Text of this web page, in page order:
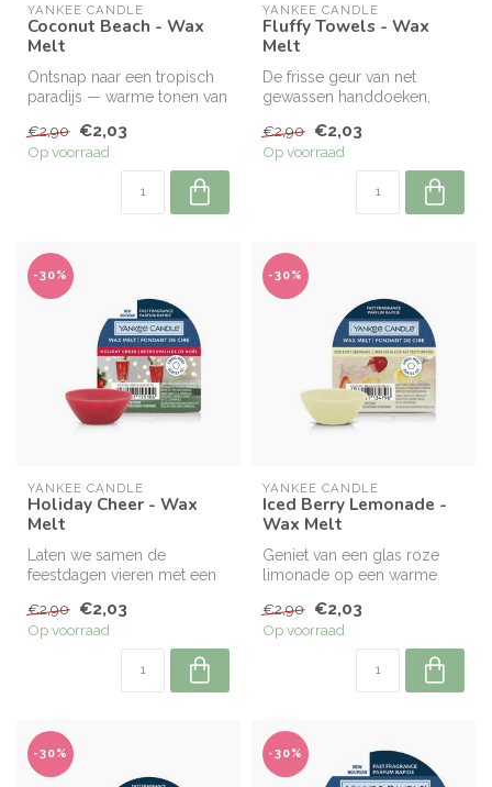
YANKEE CANDLE
Coconut Beach - Wax
Melt
Ontsnap naar een tropisch
paradijs — warme tonen van
de h...
€2,90 €2,03
Op voorraad
YANKEE CANDLE
Fluffy Towels - Wax
Melt
De frisse geur van net
gewassen handdoeken,
€2,90
€2,03
Op voorraad
-30%
YANKEE CANDLE
Holiday Cheer - Wax
Melt
Laten we samen de
feestdagen vieren met een
geurige mix v...
€2,90 €2,03
Op voorraad
-30%
YANKEE CANDLE
Iced Berry Lemonade -
Wax Melt
Geniet van een glas roze
limonade op een warme
citroensuiker...
€2,90 €2,03
Op voorraad
-30% -30%